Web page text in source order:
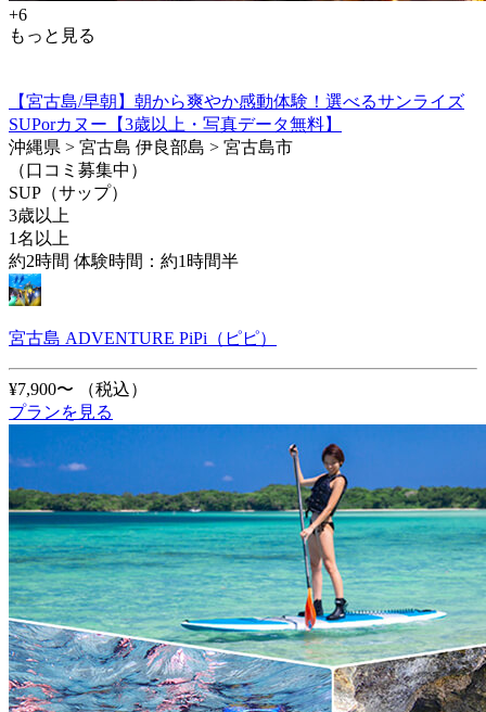
+6
もっと見る
【宮古島/早朝】朝から爽やか感動体験！選べるサンライズ
SUPorカヌー【3歳以上・写真データ無料】
沖縄県 > 宮古島 伊良部島 > 宮古島市
（口コミ募集中）
SUP（サップ）
3歳以上
1名以上
約2時間 体験時間：約1時間半
宮古島 ADVENTURE PiPi（ピピ）
¥7,900〜
（税込）
プランを見る